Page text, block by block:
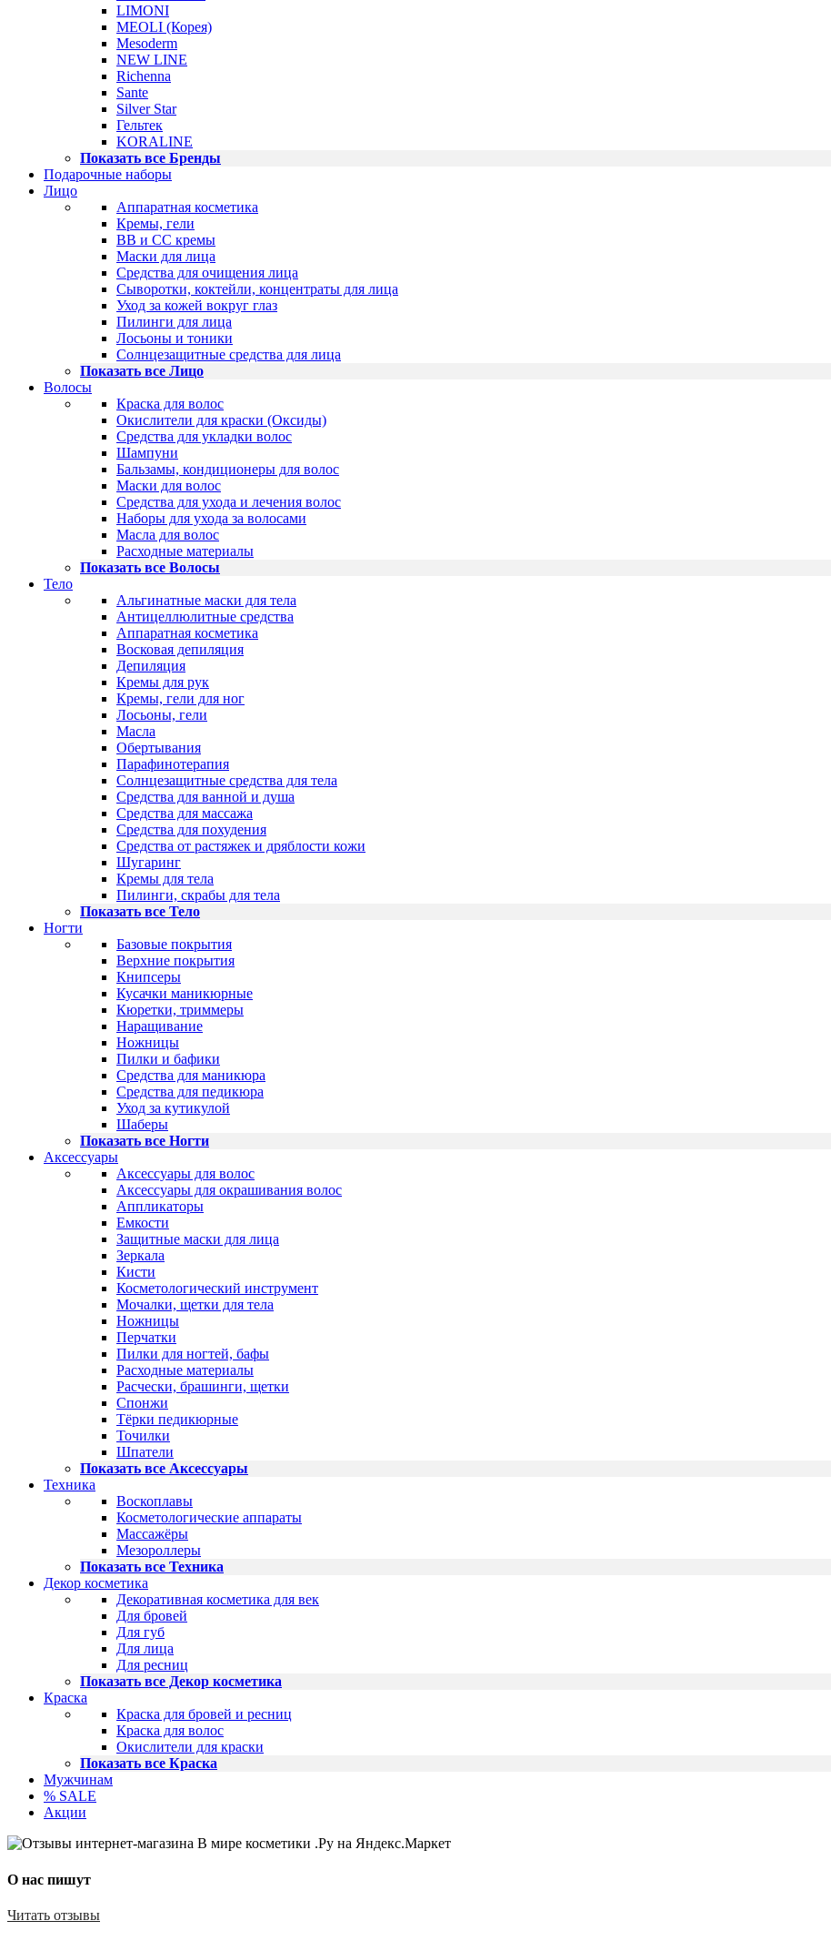
LIMONI
MEOLI (Корея)
Mesoderm
NEW LINE
Richenna
Sante
Silver Star
Гельтек
KORALINE
Показать все Бренды
Подарочные наборы
Лицо
Аппаратная косметика
Кремы, гели
BB и CC кремы
Маски для лица
Средства для очищения лица
Сыворотки, коктейли, концентраты для лица
Уход за кожей вокруг глаз
Пилинги для лица
Лосьоны и тоники
Солнцезащитные средства для лица
Показать все Лицо
Волосы
Краска для волос
Окислители для краски (Оксиды)
Средства для укладки волос
Шампуни
Бальзамы, кондиционеры для волос
Маски для волос
Средства для ухода и лечения волос
Наборы для ухода за волосами
Масла для волос
Расходные материалы
Показать все Волосы
Тело
Альгинатные маски для тела
Антицеллюлитные средства
Аппаратная косметика
Восковая депиляция
Депиляция
Кремы для рук
Кремы, гели для ног
Лосьоны, гели
Масла
Обертывания
Парафинотерапия
Солнцезащитные средства для тела
Средства для ванной и душа
Средства для массажа
Средства для похудения
Средства от растяжек и дряблости кожи
Шугаринг
Кремы для тела
Пилинги, скрабы для тела
Показать все Тело
Ногти
Базовые покрытия
Верхние покрытия
Книпсеры
Кусачки маникюрные
Кюретки, триммеры
Наращивание
Ножницы
Пилки и бафики
Средства для маникюра
Средства для педикюра
Уход за кутикулой
Шаберы
Показать все Ногти
Аксессуары
Аксессуары для волос
Аксессуары для окрашивания волос
Аппликаторы
Емкости
Защитные маски для лица
Зеркала
Кисти
Косметологический инструмент
Мочалки, щетки для тела
Ножницы
Перчатки
Пилки для ногтей, бафы
Расходные материалы
Расчески, брашинги, щетки
Спонжи
Тёрки педикюрные
Точилки
Шпатели
Показать все Аксессуары
Техника
Воскоплавы
Косметологические аппараты
Массажёры
Мезороллеры
Показать все Техника
Декор косметика
Декоративная косметика для век
Для бровей
Для губ
Для лица
Для ресниц
Показать все Декор косметика
Краска
Краска для бровей и ресниц
Краска для волос
Окислители для краски
Показать все Краска
Мужчинам
% SALE
Акции
О нас пишут
Читать отзывы